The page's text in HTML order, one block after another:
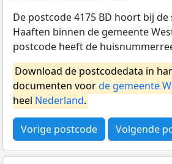
De postcode 4175 BD hoort bij
Haaften binnen de gemeente
postcode heeft de
Download de postcodedata in
documenten voorde gemeente
heel Nederland.
Vorige postcode Volgende